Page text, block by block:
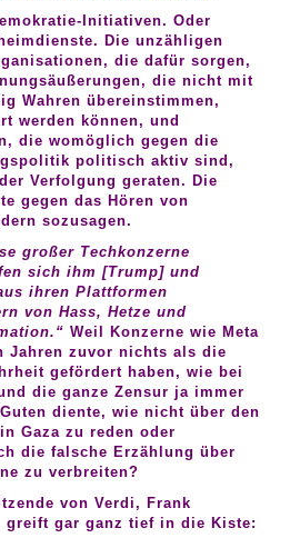
Initiativen. Oder
Die unzähligen
die dafür sorgen,
die nicht mit
Wahren übereinstimmen,
werden können, und
die womöglich gegen die
politisch aktiv sind,
Verfolgung geraten. Die
gegen das Hören von
sozusagen.
großer Techkonzerne
sich ihm [Trump] und
ihren Plattformen
von Hass, Hetze und
Weil Konzerne wie Meta
Jahren zuvor nichts als die
gefördert haben, wie bei
die ganze Zensur ja immer
diente, wie nicht über den
Gaza zu reden oder
die falsche Erzählung über
zu verbreiten?
von Verdi, Frank
greift gar ganz tief in die Kiste: